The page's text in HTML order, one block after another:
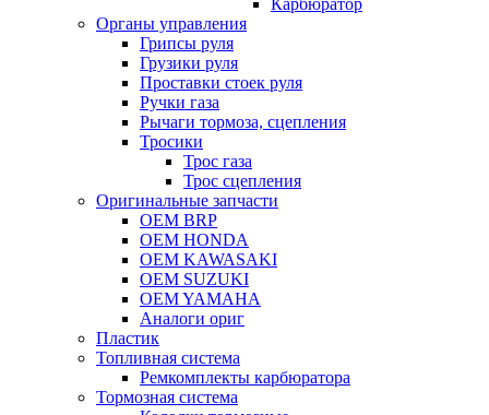
Карбюратор
Органы управления
Грипсы руля
Грузики руля
Проставки стоек руля
Ручки газа
Рычаги тормоза, сцепления
Тросики
Трос газа
Трос сцепления
Оригинальные запчасти
OEM BRP
OEM HONDA
OEM KAWASAKI
OEM SUZUKI
OEM YAMAHA
Аналоги ориг
Пластик
Топливная система
Ремкомплекты карбюратора
Тормозная система